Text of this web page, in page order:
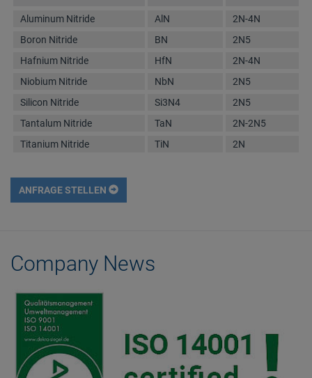
Aluminum Nitride AlN
2N-4N
Boron Nitride
BN
2N5
Hafnium Nitride
HfN
2N-4N
Niobium Nitride
NbN
2N5
Silicon Nitride
Si3N4
2N5
Tantalum Nitride
TaN
2N-2N5
Titanium Nitride
TiN 2N
ANFRAGE STELLEN
Company News